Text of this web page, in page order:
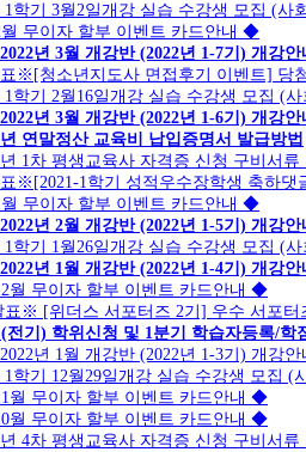
1학기 3월2일개강 실습 수강생 모집 (사
무이자 할부 이벤트 카드안내 ◆
년 3월 개강반 (2022년 1-7기) 개강안
※[청소년지도사 면접후기 이벤트] 당
1학기 2월16일개강 실습 수강생 모집 (
년 3월 개강반 (2022년 1-6기) 개강안
연말정산 교육비 납입증명서 발급방법
1차 평생교육사 자격증 신청 구비서류
※[2021-1학기 성적우수장학생 축하댓
무이자 할부 이벤트 카드안내 ◆
년 2월 개강반 (2022년 1-5기) 개강안
1학기 1월26일개강 실습 수강생 모집 (
년 1월 개강반 (2022년 1-4기) 개강안
월 무이자 할부 이벤트 카드안내 ◆
※ [위더스 서포터즈 2기] 우수 서포터
(전기) 학위신청 및 1분기 학습자등록/학
년 1월 개강반 (2022년 1-3기) 개강안
1학기 12월29일개강 실습 수강생 모집 (
월 무이자 할부 이벤트 카드안내 ◆
월 무이자 할부 이벤트 카드안내 ◆
4차 평생교육사 자격증 신청 구비서류